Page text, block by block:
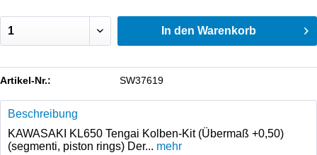
In den Warenkorb
Artikel-Nr.: SW37619
Beschreibung
KAWASAKI KL650 Tengai Kolben-Kit (Übermaß +0,50)
(segmenti, piston rings) Der... mehr